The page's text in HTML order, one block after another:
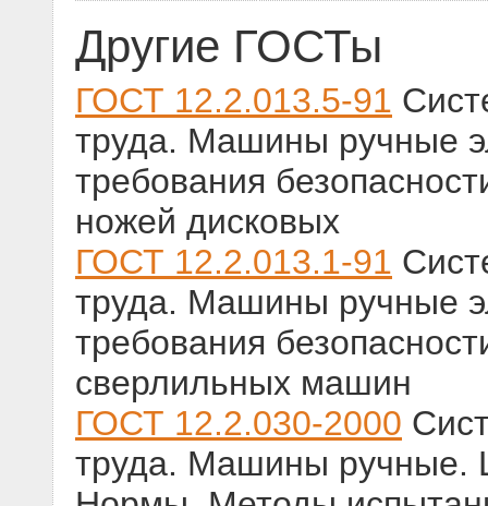
Другие ГОСТы
ГОСТ 12.2.013.5-91
труда. Машины ручные
требования
ножей дисковых
ГОСТ 12.2.013.1-91
труда. Машины ручные
требования
сверлильных машин
ГОСТ 12.2.030-2000
труда. Машины ручные.